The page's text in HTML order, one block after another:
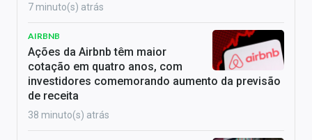
7 minuto(s) atrás
AIRBNB
Ações da Airbnb têm maior
cotação em quatro anos, com
investidores comemorando aumento da previsão
de receita
38 minuto(s) atrás